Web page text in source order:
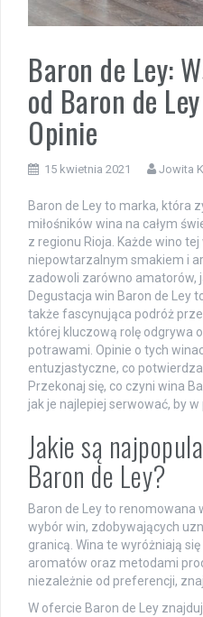
Baron de Ley:
od Baron de
Opinie
15 kwietnia 2021 Jowita
Baron de Ley to marka, która
miłośników wina na całym
z regionu Rioja. Każde wino
niepowtarzalnym smakiem i
zadowoli zarówno amatorów,
Degustacja win Baron de Ley
także fascynująca podróż
której kluczową rolę odgrywa
potrawami. Opinie o tych
entuzjastyczne, co
Przekonaj się, co czyni wina
jak je najlepiej serwować, by w
Jakie są
Baron de Ley?
Baron de Ley to
wybór win, zdobywających
granicą. Wina te wyróżniają
aromatów oraz metodami
niezależnie od preferencji,
W ofercie Baron de Ley